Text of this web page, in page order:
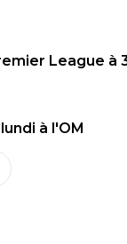
League à
à l'OM